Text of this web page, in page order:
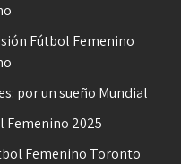
Fútbol Femenino
por un sueño Mundial
Femenino 2025
Femenino Toronto